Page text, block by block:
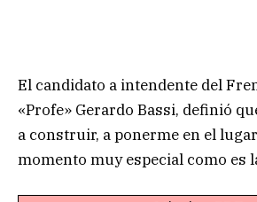
El candidato a intendente del
«Profe» Gerardo Bassi, definió
a construir, a ponerme en el
momento muy especial como es